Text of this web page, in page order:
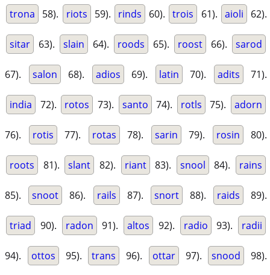
trona 58). riots 59). rinds 60). trois 61). aioli 62).
sitar 63). slain 64). roods 65). roost 66). sarod
67). salon 68). adios 69). latin 70). adits 71).
india 72). rotos 73). santo 74). rotls 75). adorn
76). rotis 77). rotas 78). sarin 79). rosin 80).
roots 81). slant 82). riant 83). snool 84). rains
85). snoot 86). rails 87). snort 88). raids 89).
triad 90). radon 91). altos 92). radio 93). radii
94). ottos 95). trans 96). ottar 97). snood 98).